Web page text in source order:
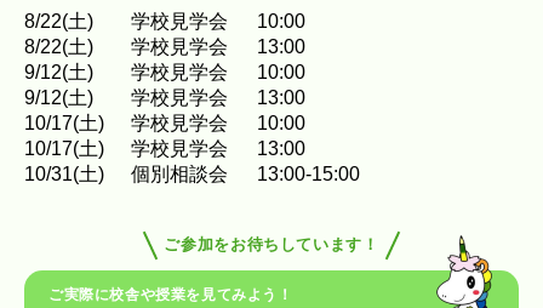
8/22(土) 学校見学会
10:00
8/22(土) 学校見学会
13:00
9/12(土) 学校見学会
10:00
9/12(土) 学校見学会
13:00
10/17(土) 学校見学会
10:00
10/17(土) 学校見学会
13:00
10/31(土) 個別相談会 13:00-15:00
ご参加をお待ちしています！
ご実際に校舎や授業を見てみよう！